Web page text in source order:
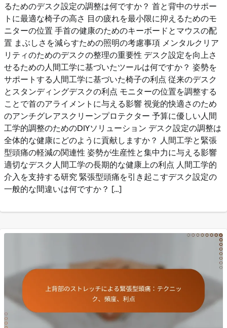
るためのデスク設定の調整は何ですか？ 首と背中のサポー
トに最適な椅子の高さ 目の疲れを最小限に抑えるためのモ
ニターの位置 手首の健康のためのキーボードとマウスの配
置 まぶしさを減らすための照明の考慮事項 メンタルクリア
リティのためのデスクの整理の重要性 デスク設定を向上さ
せるための人間工学に基づいたツールは何ですか？ 姿勢を
サポートする人間工学に基づいた椅子の利点 従来のデスク
とスタンディングデスクの利点 モニターの位置を調整する
ことで首のアライメントに与える影響 視覚的快適さのため
のアンチグレアスクリーンプロテクター 予算に優しい人間
工学的調整のためのDIYソリューション デスク設定の調整は
全体的な健康にどのように貢献しますか？ 人間工学と緊張
型頭痛の軽減の関連性 姿勢が生産性と集中力に与える影響
適切なデスク人間工学の長期的な健康上の利点 人間工学的
介入を支持する研究 緊張型頭痛を引き起こすデスク設定の
一般的な間違いは何ですか？ […]